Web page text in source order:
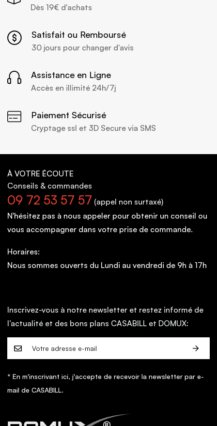
Dès 19€ d'achats
Satisfait ou Remboursé
30 jours pour changer d'avis
Assistance en Ligne
Accès en illimité 24h/7j
Paiement Sécurisé
Cryptage ssl et 3D Secure via SMS
À VOTRE ÉCOUTE
Conseils & commandes
09 72 53 57 57 (appel non surtaxé)
N'hésitez pas à nous appeler pour obtenir un conseil ou
vous accompagner dans votre prise de commande.
Horaires:
Nous sommes ouverts du Lundi au vendredi de 9h à 17h
Inscrivez-vous à notre newsletter et restez informé de
l’actualité et des bons plans CASABILL et DOMUX:
* En m'inscrivant ici, j'accepte de recevoir la newsletter par e-
mail de CASABILL.